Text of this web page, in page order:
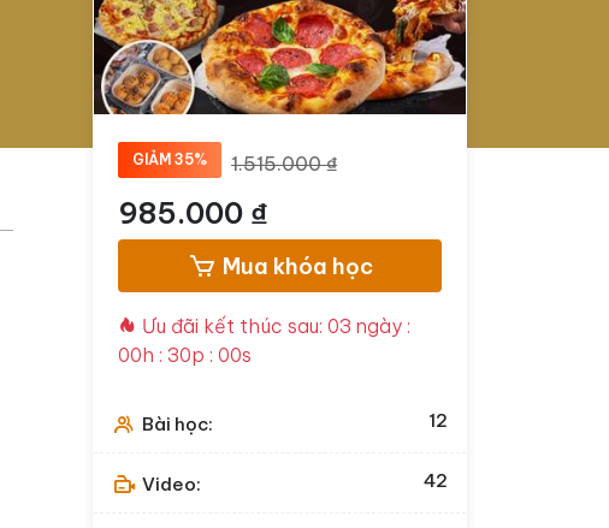
GIẢM 35% 1.515.000 ₫
985.000 ₫
Mua khóa học
Ưu đãi kết thúc sau:03 ngày :
00h : 29p : 59s
Bài học: 12
Video: 42